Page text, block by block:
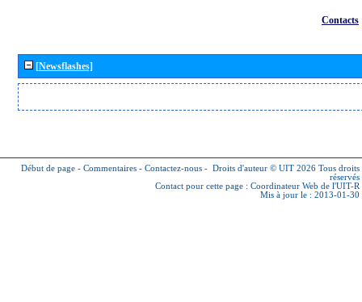
Contacts
[Newsflashes]
Début de page - Commentaires - Contactez-nous - Droits d'auteur © UIT 2026 Tous droits
réservés
Contact pour cette page : Coordinateur Web de l'UIT-R
Mis à jour le : 2013-01-30